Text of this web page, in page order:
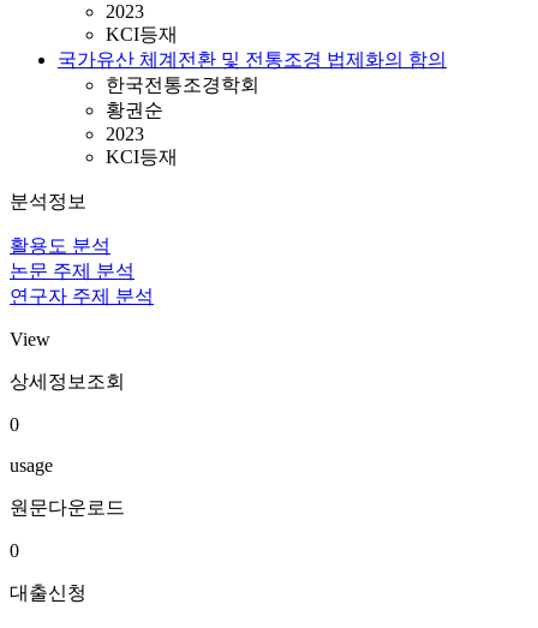
2023
KCI등재
국가유산 체계전환 및 전통조경 법제화의 함의
한국전통조경학회
황권순
2023
KCI등재
분석정보
활용도 분석
논문 주제 분석
연구자 주제 분석
View
상세정보조회
0
usage
원문다운로드
0
대출신청